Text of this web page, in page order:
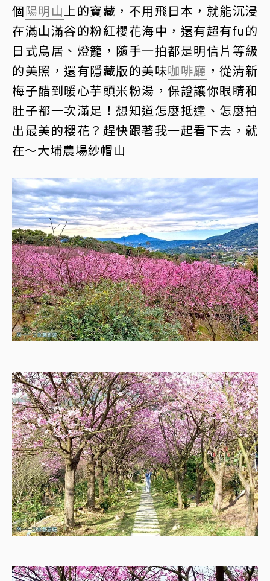
個陽明山上的寶藏，不用飛日本，就能沉浸
在滿山滿谷的粉紅櫻花海中，還有超有fu的
日式鳥居、燈籠，隨手一拍都是明信片等級
的美照，還有隱藏版的美味咖啡廳 ，從清新
梅子醋到暖心芋頭米粉湯，保證讓你眼睛和
肚子都一次滿足！想知道怎麼抵達、怎麼拍
出最美的櫻花？趕快跟著我一起看下去，就
在～大埔農場紗帽山